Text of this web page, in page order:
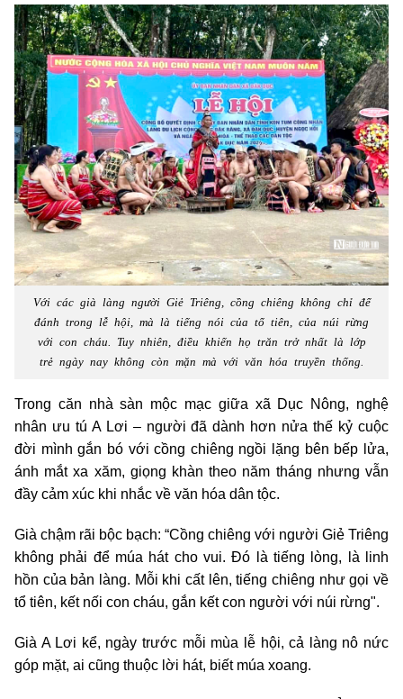
Với các già làng người Giẻ Triêng, cồng chiêng không chỉ để
đánh trong lễ hội, mà là tiếng nói của tổ tiên, của núi rừng
với con cháu. Tuy nhiên, điều khiến họ trăn trở nhất là lớp
trẻ ngày nay không còn mặn mà với văn hóa truyền thống.
Trong căn nhà sàn mộc mạc giữa xã Dục Nông, nghệ
nhân ưu tú A Lơi – người đã dành hơn nửa thế kỷ cuộc
đời mình gắn bó với cồng chiêng ngồi lặng bên bếp lửa,
ánh mắt xa xăm, giọng khàn theo năm tháng nhưng vẫn
đầy cảm xúc khi nhắc về văn hóa dân tộc.
Già chậm rãi bộc bạch: “Cồng chiêng với người Giẻ Triêng
không phải để múa hát cho vui. Đó là tiếng lòng, là linh
hồn của bản làng. Mỗi khi cất lên, tiếng chiêng như gọi về
tổ tiên, kết nối con cháu, gắn kết con người với núi rừng".
Già A Lơi kể, ngày trước mỗi mùa lễ hội, cả làng nô nức
góp mặt, ai cũng thuộc lời hát, biết múa xoang.